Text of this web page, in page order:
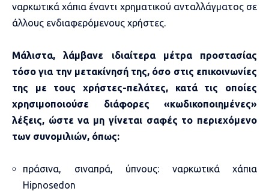
ναρκωτικά χάπια έναντι χρηματικού ανταλλάγματος σε
άλλους ενδιαφερόμενους χρήστες.
Μάλιστα, λάμβανε ιδιαίτερα μέτρα προστασίας
τόσο για την μετακίνησή της, όσο στις επικοινωνίες
της με τους χρήστες-πελάτες, κατά τις οποίες
χρησιμοποιούσε διάφορες «κωδικοποιημένες»
λέξεις, ώστε να μη γίνεται σαφές το περιεχόμενο
των συνομιλιών, όπως:
πράσινα, σιναπρά, ύπνους: ναρκωτικά χάπια
Hipnosedon